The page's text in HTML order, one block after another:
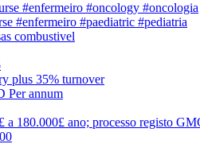
#enfermeiro #oncology #oncologia
#enfermeiro #paediatric #pediatria
combustivel
plus 35% turnover
Per annum
a 180.000£ ano; processo registo